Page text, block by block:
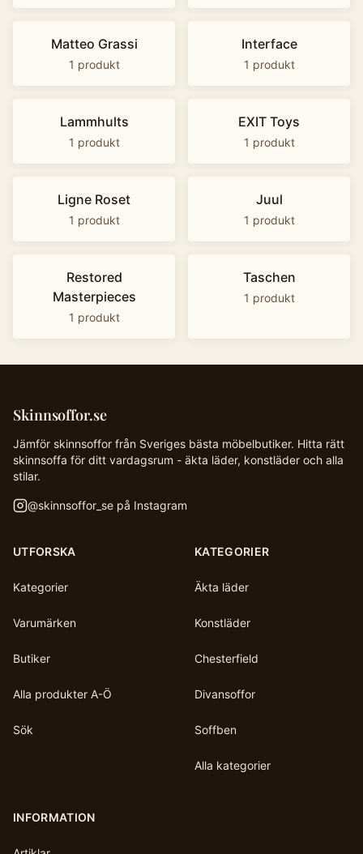
Matteo Grassi
1 produkt
Interface
1 produkt
Lammhults
1 produkt
EXIT Toys
1 produkt
Ligne Roset
1 produkt
Juul
1 produkt
Restored
Masterpieces
1 produkt
Taschen
1 produkt
Skinnsoffor.se
Jämför skinnsoffor från Sveriges bästa möbelbutiker. Hitta rätt
skinnsoffa för ditt vardagsrum - äkta läder, konstläder och alla
stilar.
@skinnsoffor_se på Instagram
UTFORSKA
Kategorier
Varumärken
Butiker
Alla produkter A-Ö
Sök
KATEGORIER
Äkta läder
Konstläder
Chesterfield
Divansoffor
Soffben
Alla kategorier
INFORMATION